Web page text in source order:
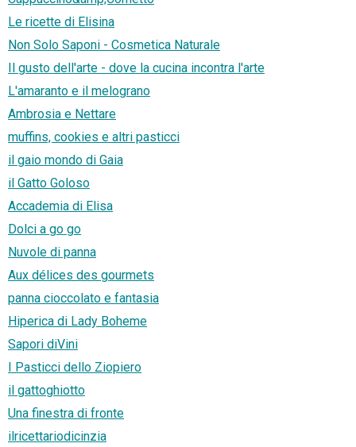
Le ricette di Elisina
Non Solo Saponi - Cosmetica Naturale
Il gusto dell'arte - dove la cucina incontra l'arte
L'amaranto e il melograno
Ambrosia e Nettare
muffins, cookies e altri pasticci
il gaio mondo di Gaia
il Gatto Goloso
Accademia di Elisa
Dolci a go go
Nuvole di panna
Aux délices des gourmets
panna cioccolato e fantasia
Hiperica di Lady Boheme
Sapori diVini
I Pasticci dello Ziopiero
il gattoghiotto
Una finestra di fronte
ilricettariodicinzia